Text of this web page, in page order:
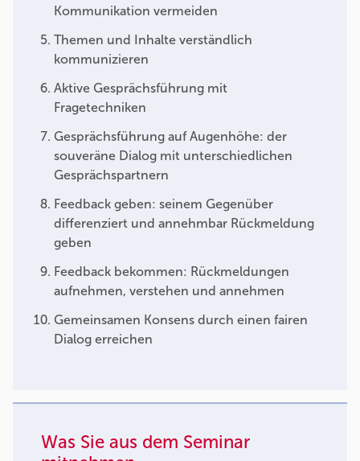
Kommunikation vermeiden
Themen und Inhalte verständlich
kommunizieren
Aktive Gesprächsführung mit
Fragetechniken
Gesprächsführung auf Augenhöhe: der
souveräne Dialog mit unterschiedlichen
Gesprächspartnern
Feedback geben: seinem Gegenüber
differenziert und annehmbar Rückmeldung
geben
Feedback bekommen: Rückmeldungen
aufnehmen, verstehen und annehmen
Gemeinsamen Konsens durch einen fairen
Dialog erreichen
Was Sie aus dem Seminar